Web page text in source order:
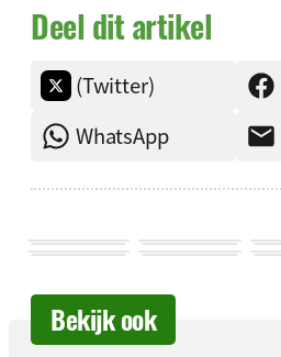
Deel dit artikel
(Twitter)
WhatsApp
Bekijk ook